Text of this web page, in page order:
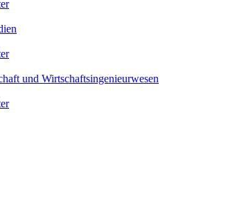
und Wirtschaftsingenieurwesen